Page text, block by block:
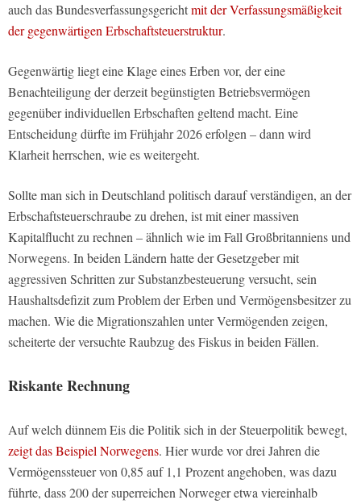
auch das Bundesverfassungsgerichtmit der Verfassungsmäßigkeit
der gegenwärtigen Erbschaftsteuerstruktur.
Gegenwärtig liegt eine Klage eines Erben vor, der eine
Benachteiligung der derzeit begünstigten Betriebsvermögen
gegenüber individuellen Erbschaften geltend macht. Eine
Entscheidung dürfte im Frühjahr 2026 erfolgen – dann wird
Klarheit herrschen, wie es weitergeht.
Sollte man sich in Deutschland politisch darauf verständigen, an der
Erbschaftsteuerschraube zu drehen, ist mit einer massiven
Kapitalflucht zu rechnen – ähnlich wie im Fall Großbritanniens und
Norwegens. In beiden Ländern hatte der Gesetzgeber mit
aggressiven Schritten zur Substanzbesteuerung versucht, sein
Haushaltsdefizit zum Problem der Erben und Vermögensbesitzer zu
machen. Wie die Migrationszahlen unter Vermögenden zeigen,
scheiterte der versuchte Raubzug des Fiskus in beiden Fällen.
Riskante Rechnung
Auf welch dünnem Eis die Politik sich in der Steuerpolitik bewegt,
zeigt das Beispiel Norwegens. Hier wurde vor drei Jahren die
Vermögenssteuer von 0,85 auf 1,1 Prozent angehoben, was dazu
führte, dass 200 der superreichen Norweger etwa viereinhalb